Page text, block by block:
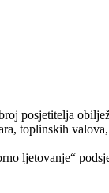
posjetitelja
toplinskih
ljetovanje“